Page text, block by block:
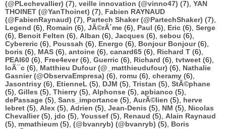
(@PLechevallier) (7), veille innovation (@vinno47) (7), YAN
THOINET (@YanThoinet) (7), Fabien RAYNAUD
(@FabienRaynaud) (7), Partech Shaker (@PartechShaker) (7),
Legend (6), Romain (6), JÃ©rÃ´me (6), Paul (6), Eric (6), Serge
(6), Benoit Felten (6), Alban (6), Jacques (6), sebou (6),
Cybereric (6), Poussah (6), Energo (6), Bonjour Bonjour(6),
boris (6), MAS (6), antoine (6), canard65 (6), Richard T (6),
PEAI60 (6), Free4ever(6), Guerric (6), Richard (6), tvtweet (6),
loÃ¯c (6), Matthieu Dufour (@_matthieudufour) (6), Nathalie
Gasnier (@ObservaEmpresa) (6), romu (6), cheramy (6),
Jasontrisy (6), EtienneL (5), DJM (5), Tristan (5), StÃ©phane
(5), Gilles (5), Thierry (5), Alphonse (5), apbianco (5),
dePassage (5), Sans_importance (5), AurÃ©lien (5), herve
lebret (5), Alex (5), Adrien (5), Jean-Denis (5), NM (5), Nicolas
Chevallier(5), jdo (5), Youssef (5), Renaud (5), Alain Raynaud
(5), mmathieum (5), (@bvanryb) (@bvanryb) (5), Boris